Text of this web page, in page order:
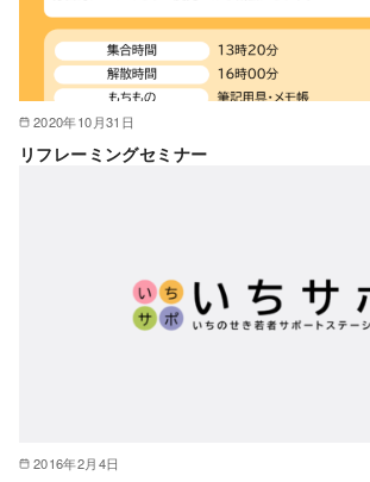
2020年10月31日
リフレーミングセミナー
2016年2月4日